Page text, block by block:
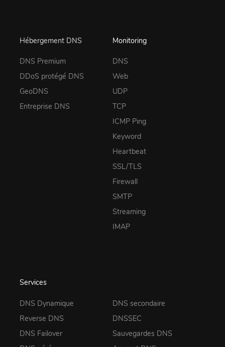
Hébergement DNS
DNS Premium
DDoS protégé DNS
GeoDNS
Entreprise DNS
Monitoring
DNS
Web
UDP
TCP
ICMP Ping
Keyword
Heartbeat
SSL/TLS
Firewall
SMTP
Streaming
IMAP
Services
DNS Dynamique
Reverse DNS
DNS Failover
DNS secondaire
DNSSEC
Sauvegardes DNS